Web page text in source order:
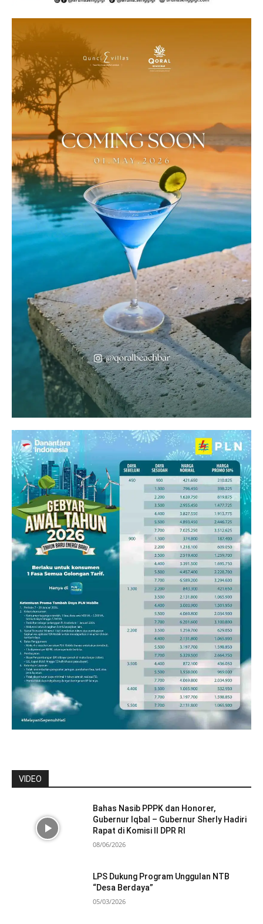
VIDEO
Bahas Nasib PPPK dan Honorer,
Gubernur Iqbal – Gubernur Sherly Hadiri
Rapat di Komisi II DPR RI
08/06/2026
LPS Dukung Program Unggulan NTB
“Desa Berdaya”
05/03/2026